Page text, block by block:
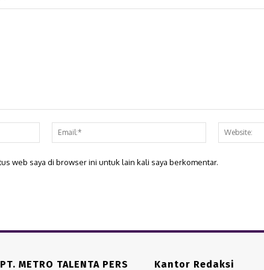
Nama:*
Email:*
web saya di browser ini untuk lain kali saya berkomentar.
PT. METRO TALENTA PERS Kantor Redaksi